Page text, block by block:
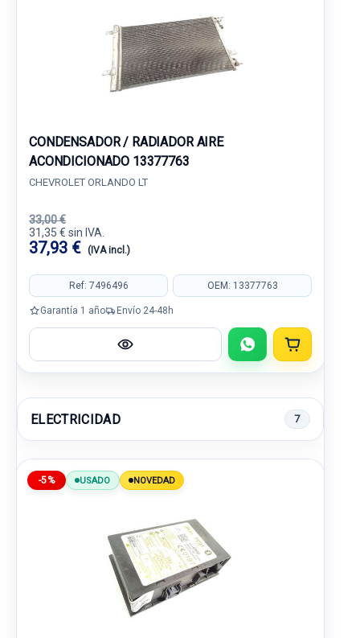
CONDENSADOR / RADIADOR AIRE
ACONDICIONADO 13377763
CHEVROLET ORLANDO LT
33,00 €
31,35 € sin IVA.
37,93 € (IVA incl.)
Ref: 7496496 OEM: 13377763
Garantía 1 año Envío 24-48h
ELECTRICIDAD 7
-5% USADO NOVEDAD